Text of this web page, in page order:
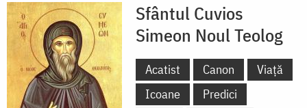
Sfântul Cuvios
Simeon Noul Teolog
Acatist Canon
Viață
Icoane
Predici